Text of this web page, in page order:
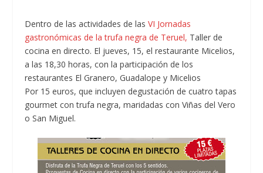
Dentro de las actividades de lasVI Jornadas
gastronómicas de la trufa negra de Teruel, Taller de
cocina en directo. El jueves, 15, el restaurante Micelios,
a las 18,30 horas, con la participación de los
restaurantes El Granero, Guadalope y Micelios
Por 15 euros, que incluyen degustación de cuatro tapas
gourmet con trufa negra, maridadas con Viñas del Vero
o San Miguel.